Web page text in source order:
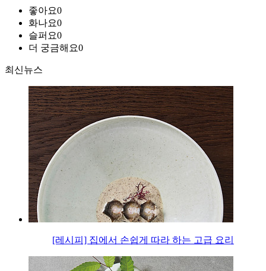
좋아요0
화나요0
슬퍼요0
더 궁금해요0
최신뉴스
[레시피] 집에서 손쉽게 따라 하는 고급 요리